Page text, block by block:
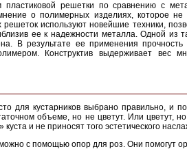
пластиковой решетки по сравнению с
о полимерных изделиях, которое не
решеток используют новейшие техники,
ее к надежности металла. Одной из
В результате ее применения
Конструктив выдерживает вес
для кустарников выбрано правильно, и
объеме, но не цветут. Или цветут,
и не приносят того эстетического
с помощью опор для роз. Они помогут